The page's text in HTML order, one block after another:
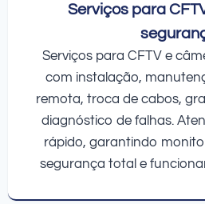
Serviços para
Serviços para CFTV e
com instalação,
remota, troca de cabos,
diagnóstico de falhas.
rápido, garantindo
segurança total e